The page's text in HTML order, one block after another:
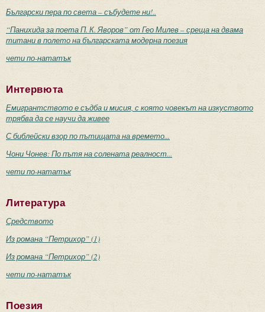
Български пера по света – събудете ни!..
“Панихида за поета П. К. Яворов” от Гео Милев – среща на двама
титани в полето на българската модерна поезия
чети по-нататък
Интервюта
Емигрантството е съдба и мисия, с която човекът на изкуството
трябва да се научи да живее
С библейски взор по пътищата на времето...
Чони Чонев: По пътя на солената реалност...
чети по-нататък
Литература
Средството
Из романа “Петрихор” (1)
Из романа “Петрихор” (2)
чети по-нататък
Поезия